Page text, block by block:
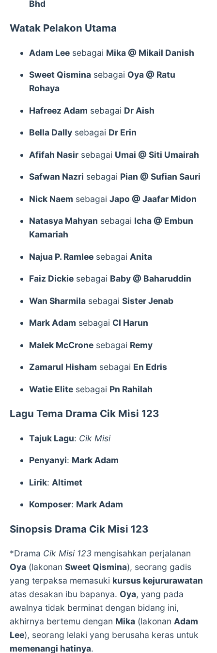
Bhd
Watak Pelakon Utama
Adam Lee sebagai Mika @ Mikail Danish
Sweet Qismina sebagai Oya @ Ratu
Rohaya
Hafreez Adam sebagai Dr Aish
Bella Dally sebagai Dr Erin
Afifah Nasir sebagai Umai @ Siti Umairah
Safwan Nazri sebagai Pian @ Sufian Sauri
Nick Naem sebagai Japo @ Jaafar Midon
Natasya Mahyan sebagai Icha @ Embun
Kamariah
Najua P. Ramlee sebagai Anita
Faiz Dickie sebagai Baby @ Baharuddin
Wan Sharmila sebagai Sister Jenab
Mark Adam sebagai CI Harun
Malek McCrone sebagai Remy
Zamarul Hisham sebagai En Edris
Watie Elite sebagai Pn Rahilah
Lagu Tema Drama Cik Misi 123
Tajuk Lagu: Cik Misi
Penyanyi: Mark Adam
Lirik: Altimet
Komposer: Mark Adam
Sinopsis Drama Cik Misi 123
*Drama Cik Misi 123 mengisahkan perjalanan
Oya (lakonan Sweet Qismina), seorang gadis
yang terpaksa memasuki kursus kejururawatan
atas desakan ibu bapanya. Oya, yang pada
awalnya tidak berminat dengan bidang ini,
akhirnya bertemu dengan Mika (lakonan Adam
Lee), seorang lelaki yang berusaha keras untuk
memenangi hatinya.